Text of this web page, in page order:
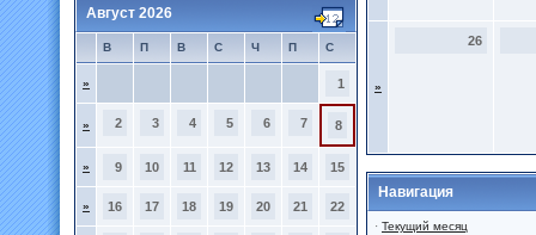
Август 2026
В П В С Ч П С
» 1
» 2 3 4 5 6 7 8
» 9 10 11 12 13 14 15
» 16 17 18 19 20 21 22
»
26
Навигация
· Текущий месяц